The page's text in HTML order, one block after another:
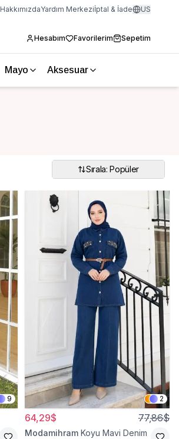
HakkımızdaYardım Merkeziİptal & İade US
Hesabım Favorilerim Sepetim
Mayo Aksesuar
Sırala: Popüler
9 2
64,29$ 77,86$
Modamihram Koyu Mavi Denim